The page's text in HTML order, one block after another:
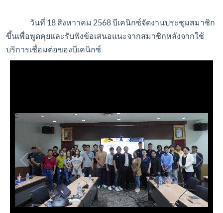
วันที่ 18 สิงหาาคม 2568 บีเคนิกซ์จัดงานประชุมสมาชิก
ขึ้นเพื่อพูดคุยและรับฟังข้อเสนอแนะจากสมาชิกหลังจากใช้
บริการเชื่อมต่อของบีเคนิกซ์